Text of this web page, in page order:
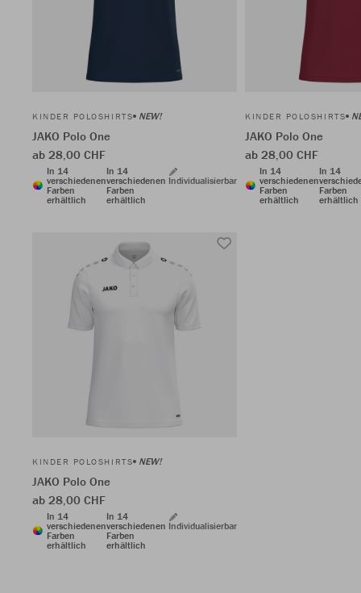
KINDER POLOSHIRTS NEW!
JAKO Polo One
ab 28,00 CHF
In 14
verschiedenen
Farben
erhältlich
In 14
verschiedenen
Farben
erhältlich
Individualisierbar
KINDER POLOSHIRTS
JAKO Polo One
ab 28,00 CHF
In 14
verschiedenen
Farben
erhältlich
In 14
Farben
erhältlich
KINDER POLOSHIRTS NEW!
JAKO Polo One
ab 28,00 CHF
In 14
verschiedenen
Farben
erhältlich
In 14
verschiedenen
Farben
erhältlich
Individualisierbar